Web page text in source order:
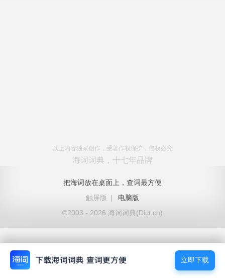
以上内容独家创作，受著作权保护，侵权必究
海词词典，十七年品牌
把海词放在桌面上，查词最方便
触屏版
|
电脑版
©2003 - 2026 海词词典(Dict.cn)
立即下载
立即下载